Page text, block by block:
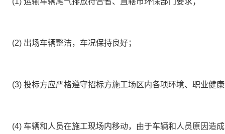
(2) 出场车辆整洁，车况保持良好；
(3) 投标方应严格遵守招标方施工场区内各项环境、职业健
(4) 车辆和人员在施工现场内移动，由于车辆和人员原因造